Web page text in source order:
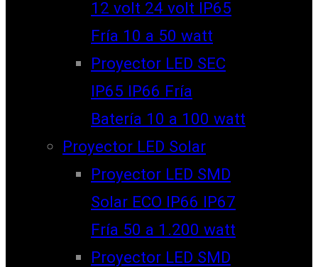
12 volt 24 volt IP65
Fría 10 a 50 watt
Proyector LED SEC
IP65 IP66 Fría
Batería 10 a 100 watt
Proyector LED Solar
Proyector LED SMD
Solar ECO IP66 IP67
Fría 50 a 1.200 watt
Proyector LED SMD